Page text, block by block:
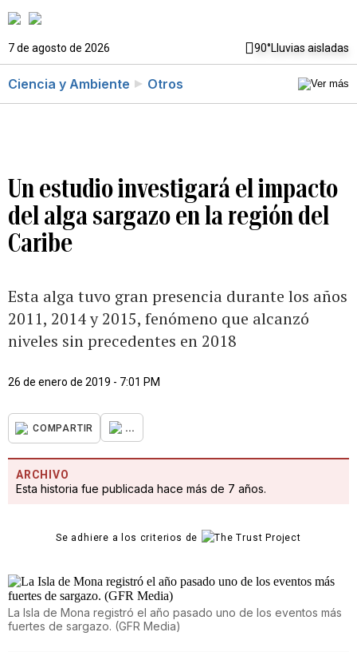
7 de agosto de 2026 90°Lluvias aisladas
Ciencia y Ambiente Otros
Un estudio investigará el impacto
del alga sargazo en la región del
Caribe
Esta alga tuvo gran presencia durante los años
2011, 2014 y 2015, fenómeno que alcanzó
niveles sin precedentes en 2018
26 de enero de 2019 - 7:01 PM
COMPARTIR ...
ARCHIVO
Esta historia fue publicada hace más de 7 años.
Se adhiere a los criterios de
La Isla de Mona registró el año pasado uno de los eventos más
fuertes de sargazo. (GFR Media)